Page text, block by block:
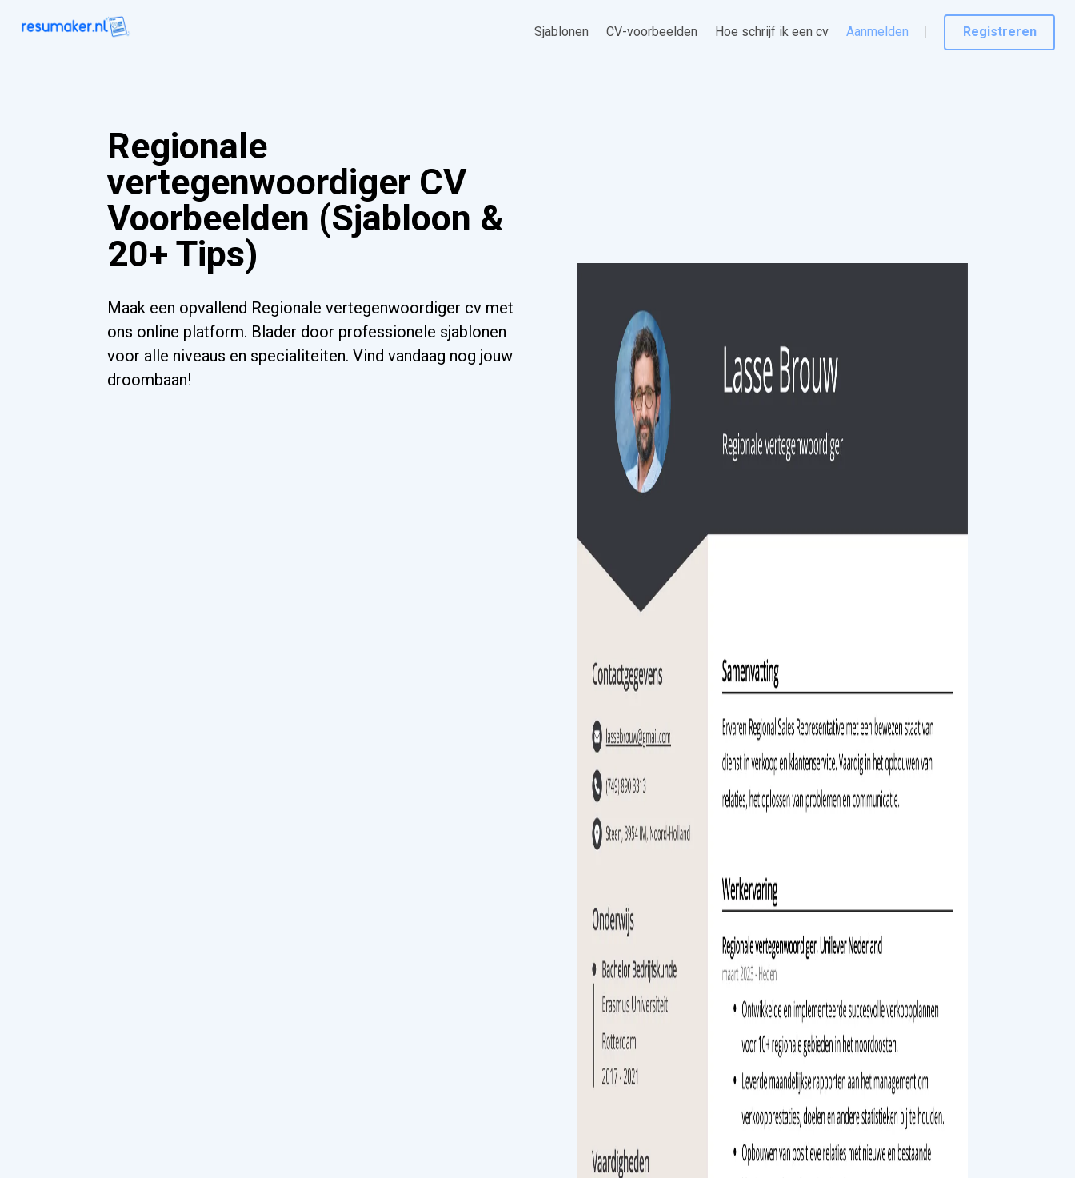
Sjablonen CV-voorbeelden Hoe schrijf ik een cv Aanmelden Registreren
Regionale
vertegenwoordiger CV
Voorbeelden (Sjabloon &
20+ Tips)
Maak een opvallend Regionale vertegenwoordiger cv met
ons online platform. Blader door professionele sjablonen
voor alle niveaus en specialiteiten. Vind vandaag nog jouw
droombaan!